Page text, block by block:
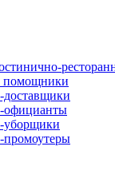
помощники
доставщики
официанты
уборщики
промоутеры